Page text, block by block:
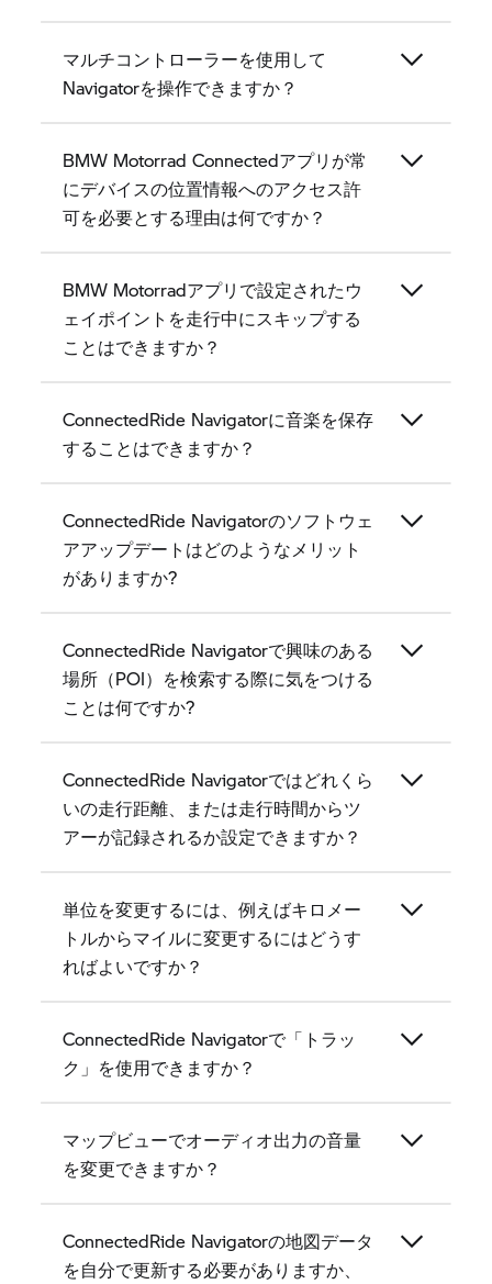
マルチコントローラーを使用して
Navigatorを操作できますか？
BMW Motorrad Connectedアプリが常
にデバイスの位置情報へのアクセス許
可を必要とする理由は何ですか？
BMW Motorradアプリで設定されたウ
ェイポイントを走行中にスキップする
ことはできますか？
ConnectedRide Navigatorに音楽を保存
することはできますか？
ConnectedRide Navigatorのソフトウェ
アアップデートはどのようなメリット
がありますか?
ConnectedRide Navigatorで興味のある
場所（POI）を検索する際に気をつける
ことは何ですか?
ConnectedRide Navigatorではどれくら
いの走行距離、または走行時間からツ
アーが記録されるか設定できますか？
単位を変更するには、例えばキロメー
トルからマイルに変更するにはどうす
ればよいですか？
ConnectedRide Navigatorで「トラッ
ク」を使用できますか？
マップビューでオーディオ出力の音量
を変更できますか？
ConnectedRide Navigatorの地図データ
を自分で更新する必要がありますか、